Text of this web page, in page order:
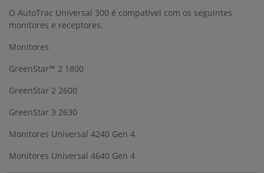
O AutoTrac Universal 300 é compatível com os seguintes
monitores e receptores.
Monitores
GreenStar™ 2 1800
GreenStar 2 2600
GreenStar 3 2630
Monitores Universal 4240 Gen 4
Monitores Universal 4640 Gen 4